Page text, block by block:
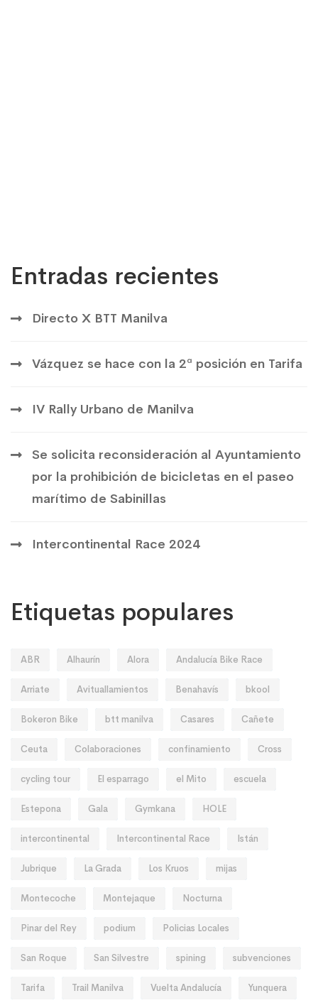
Entradas recientes
Directo X BTT Manilva
Vázquez se hace con la 2ª posición en Tarifa
IV Rally Urbano de Manilva
Se solicita reconsideración al Ayuntamiento
por la prohibición de bicicletas en el paseo
marítimo de Sabinillas
Intercontinental Race 2024
Etiquetas populares
ABR Alhaurín Alora Andalucía Bike Race
Arriate Avituallamientos Benahavís bkool
Bokeron Bike btt manilva Casares Cañete
Ceuta Colaboraciones confinamiento Cross
cycling tour El esparrago el Mito escuela
Estepona Gala Gymkana HOLE
intercontinental Intercontinental Race Istán
Jubrique La Grada Los Kruos mijas
Montecoche Montejaque Nocturna
Pinar del Rey podium Policias Locales
San Roque San Silvestre spining subvenciones
Tarifa Trail Manilva Vuelta Andalucía Yunquera